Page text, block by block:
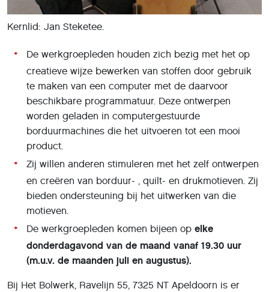
Kernlid: Jan Steketee.
De werkgroepleden houden zich bezig met het op
creatieve wijze bewerken van stoffen door gebruik
te maken van een computer met de daarvoor
beschikbare programmatuur. Deze ontwerpen
worden geladen in computergestuurde
borduurmachines die het uitvoeren tot een mooi
product.
Zij willen anderen stimuleren met het zelf ontwerpen
en creëren van borduur- , quilt- en drukmotieven. Zij
bieden ondersteuning bij het uitwerken van die
motieven.
De werkgroepleden komen bijeen op elke
donderdagavond van de maand vanaf 19.30 uur
(m.u.v. de maanden juli en augustus).
Bij Het Bolwerk, Ravelijn 55, 7325 NT Apeldoorn is er